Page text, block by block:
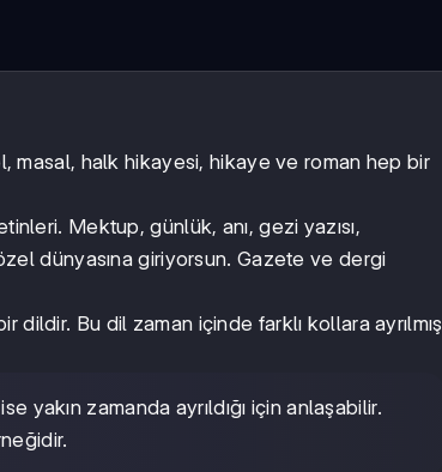
masal, halk hikayesi, hikaye ve roman hep bir
Mektup, günlük, anı, gezi yazısı,
dünyasına giriyorsun. Gazete ve dergi
Bu dil zaman içinde farklı kollara ayrılmış
yakın zamanda ayrıldığı için anlaşabilir.